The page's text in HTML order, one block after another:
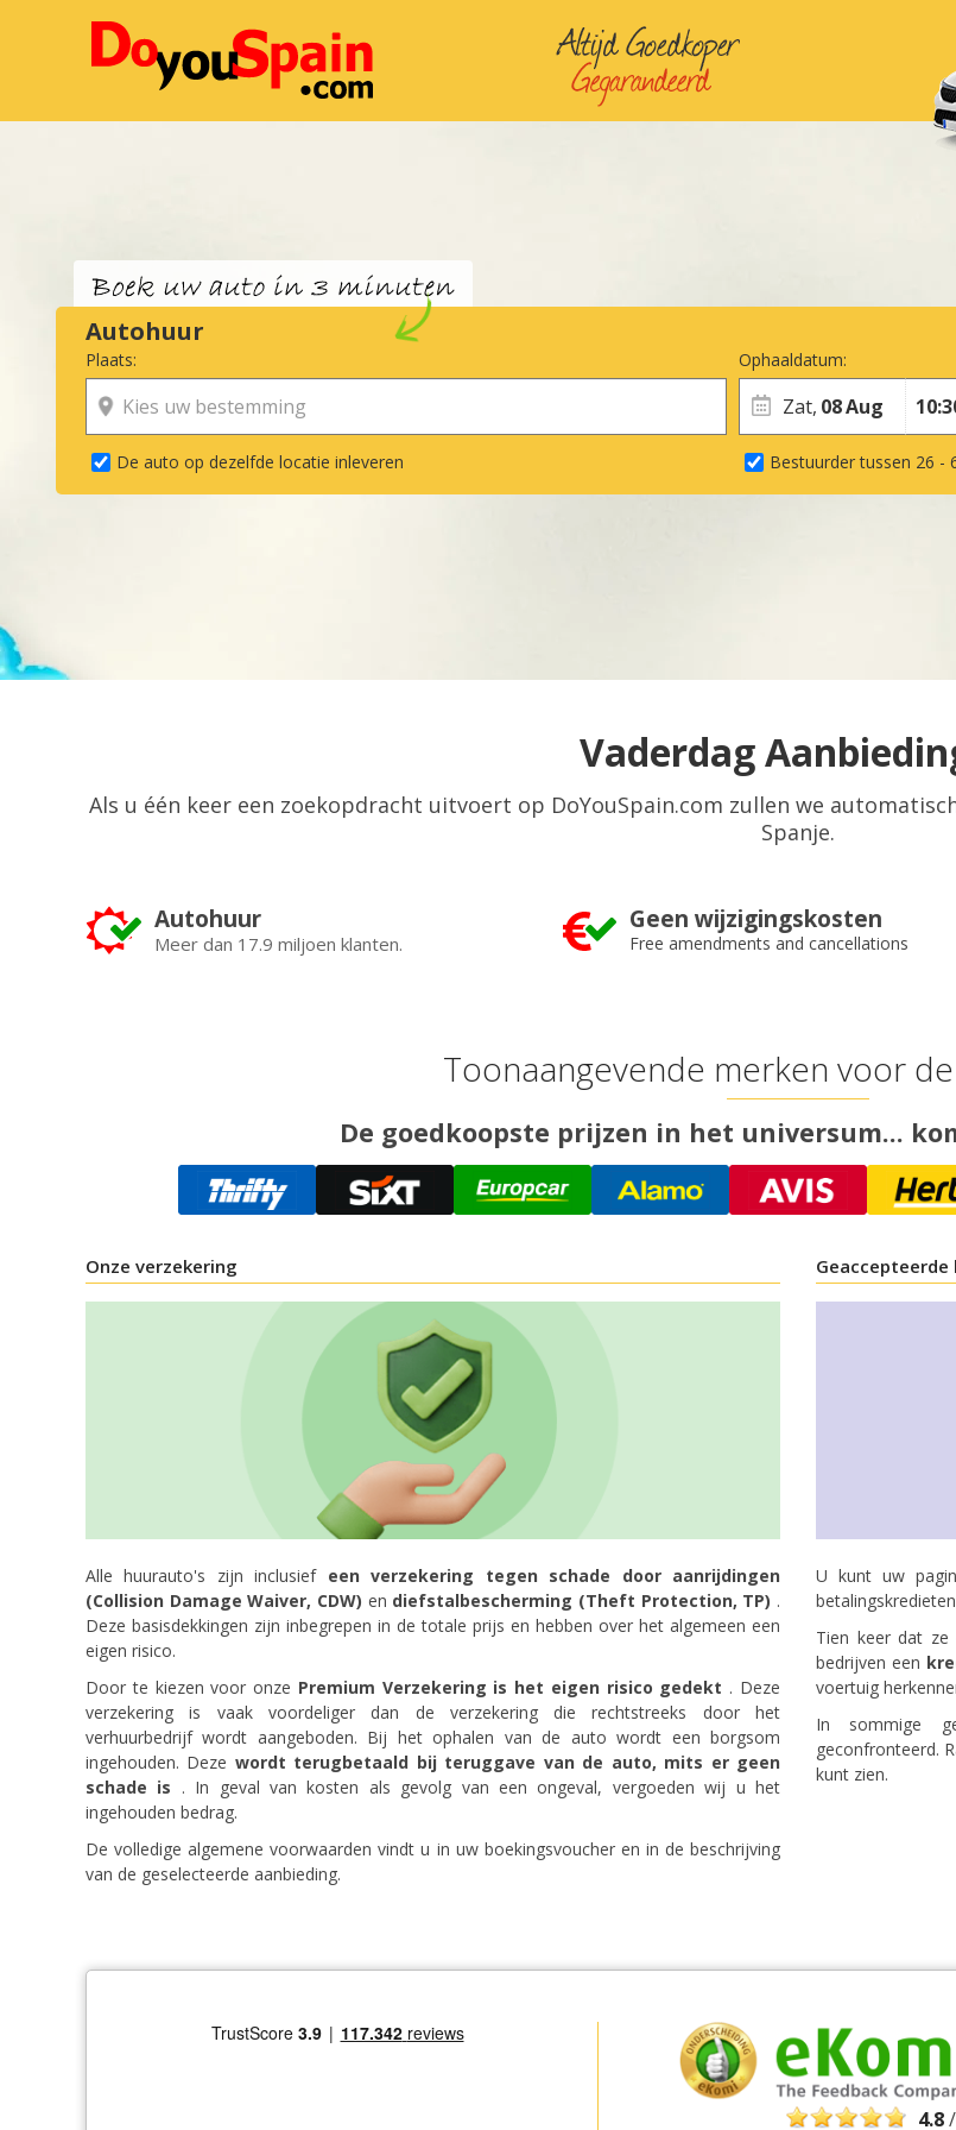
Autohuur
Plaats:
De auto op dezelfde locatie inleveren
Ophaaldatum:
Zat, 08Aug
Bestuurder tussen 26 -
Vaderdag
Als u één keer een zoekopdracht uitvoert op DoYouSpain.com zullen we
Spanje.
Autohuur
Meer dan 17.9 miljoen klanten.
Geen wijzigingskosten
Free amendments and cancellations
Toonaangevende merken voor
De goedkoopste prijzen in het universum...
Onze verzekering
Alle huurauto's zijn inclusief een verzekering tegen schade door aanrijdingen
(Collision Damage Waiver, CDW) en diefstalbescherming (Theft Protection, TP) .
Deze basisdekkingen zijn inbegrepen in de totale prijs en hebben over het algemeen een
eigen risico.
Door te kiezen voor onze Premium Verzekering is het eigen risico gedekt . ​​Deze
verzekering is vaak voordeliger dan de verzekering die rechtstreeks door het
verhuurbedrijf wordt aangeboden. Bij het ophalen van de auto wordt een borgsom
ingehouden. Deze wordt terugbetaald bij teruggave van de auto, mits er geen
schade is . In geval van kosten als gevolg van een ongeval, vergoeden wij u het
ingehouden bedrag.
De volledige algemene voorwaarden vindt u in uw boekingsvoucher en in de beschrijving
van de geselecteerde aanbieding.
U kunt uw
Tien keer dat ze
bedrijven een
voertuig
In sommige
geconfronteerd.
kunt zien.
4.8
Inloggen met eLink